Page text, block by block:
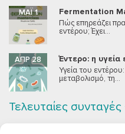
Fermentation
ΜΆΙ 1
Πώς επηρεάζει
εντέρου; Έχει...
Έντερο: η
ΑΠΡ 28
Υγεία του
μεταβολισμό, τη...
Τελευταίες συνταγές